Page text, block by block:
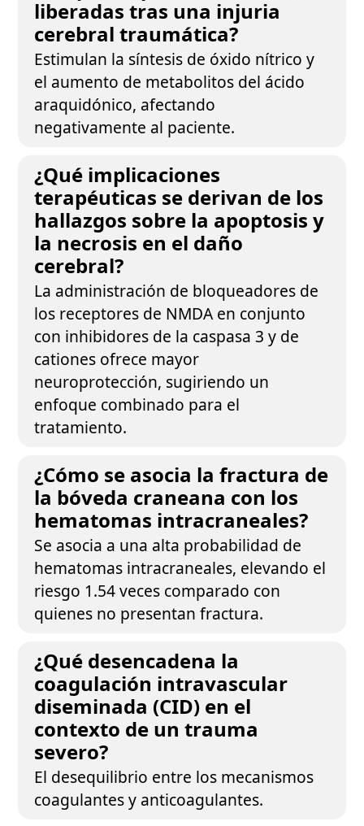
liberadas tras una injuria
cerebral traumática?
Estimulan la síntesis de óxido nítrico y
el aumento de metabolitos del ácido
araquidónico, afectando
negativamente al paciente.
¿Qué implicaciones
terapéuticas se derivan de los
hallazgos sobre la apoptosis y
la necrosis en el daño
cerebral?
La administración de bloqueadores de
los receptores de NMDA en conjunto
con inhibidores de la caspasa 3 y de
cationes ofrece mayor
neuroprotección, sugiriendo un
enfoque combinado para el
tratamiento.
¿Cómo se asocia la fractura de
la bóveda craneana con los
hematomas intracraneales?
Se asocia a una alta probabilidad de
hematomas intracraneales, elevando el
riesgo 1.54 veces comparado con
quienes no presentan fractura.
¿Qué desencadena la
coagulación intravascular
diseminada (CID) en el
contexto de un trauma
severo?
El desequilibrio entre los mecanismos
coagulantes y anticoagulantes.